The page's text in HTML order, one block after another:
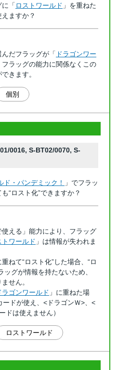
「 ロストワールド 」を重ねた
ますか？
だフラッグが「 ドラゴンワー
フラッグの能力に関係なくこの
きます。
個別
0016, S-BT02/0070, S-
ド・パンデミック！
」でフラッ
“ロスト化”できますか？
使える」能力により、フラッグ
トワールド 」は情報が失われま
ねて“ロスト化”した場合、“ロ
ッグが情報を持たないため、
せん。
ラゴンワールド 」に重ねた場
ードが使え、<ドラゴンＷ>、<
ドは使えません）
ロストワールド